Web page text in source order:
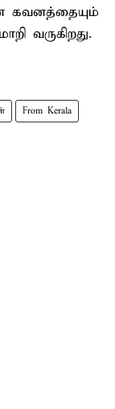
கவனத்தையும்
வருகிறது.
From Kerala